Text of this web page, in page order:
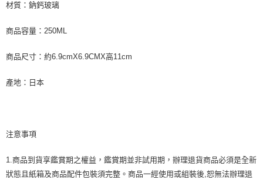
材質：鈉鈣玻璃
商品容量：250ML
商品尺寸：約6.9cmX6.9CMX高11cm
產地：日本
注意事項
1.商品到貨享鑑賞期之權益，鑑賞期並非試用期，辦理退貨商品必須是全新
狀態且紙箱及商品配件包裝須完整。商品一經使用或組裝後,恕無法辦理退